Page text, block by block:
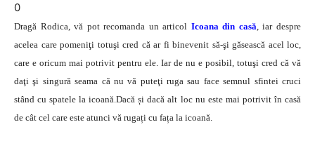
0
Dragă Rodica, vă pot recomanda un articol Icoana din casă, iar despre
acelea care pomeniţi totuşi cred că ar fi binevenit să-şi găsească acel loc,
care e oricum mai potrivit pentru ele. Iar de nu e posibil, totuşi cred că vă
daţi şi singură seama că nu vă puteţi ruga sau face semnul sfintei cruci
stând cu spatele la icoană.Dacă și dacă alt loc nu este mai potrivit în casă
de cât cel care este atunci vă rugați cu fața la icoană.